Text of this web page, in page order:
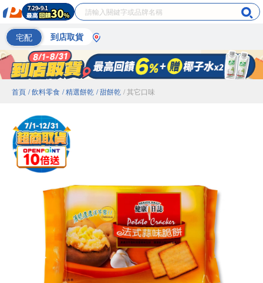
宅配 到店取貨
首頁 / 飲料零食 / 精選餅乾 / 甜餅乾 / 其它口味